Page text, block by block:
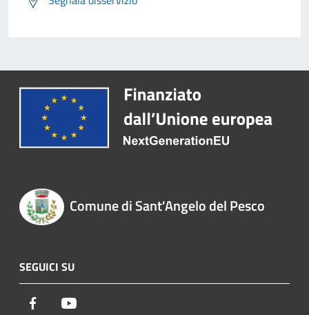
Comune di Sant'Angelo del Pesco
SEGUICI SU
Facebook